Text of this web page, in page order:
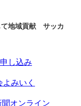
て地域貢献 サッカ